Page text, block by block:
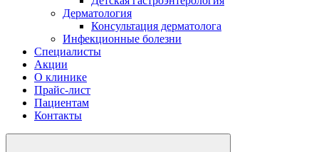
Дерматология
Консультация дерматолога
Инфекционные болезни
Специалисты
Акции
О клинике
Прайс-лист
Пациентам
Контакты